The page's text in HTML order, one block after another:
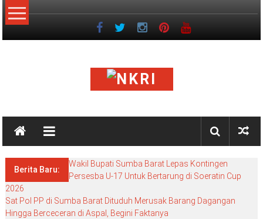
Lompat
ke
NKRI
NKRI
MATI
Berita Baru:
Wakil Bupati Sumba Barat Lepas Kontingen
Persesba U-17 Untuk Bertarung di Soeratin Cup
2026
Sat Pol PP di Sumba Barat Dituduh Merusak Barang Dagangan
Hingga Berceceran di Aspal, Begini Faktanya